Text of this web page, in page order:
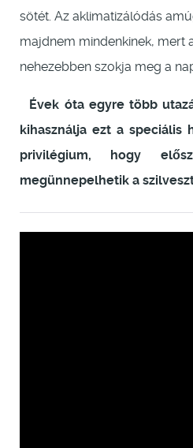
sötét. Az aklimatizálódás
majdnem mindenkinek, mert
nehezebben szokja meg a
Évek óta egyre több
kihasználja ezt a speciális
privilégium, hogy
megünnepelhetik a